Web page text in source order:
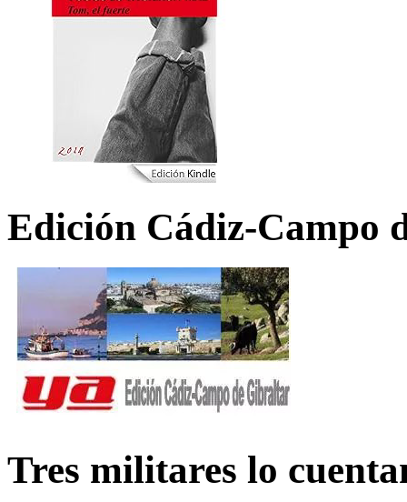
Edición Cádiz-Campo
Tres militares lo